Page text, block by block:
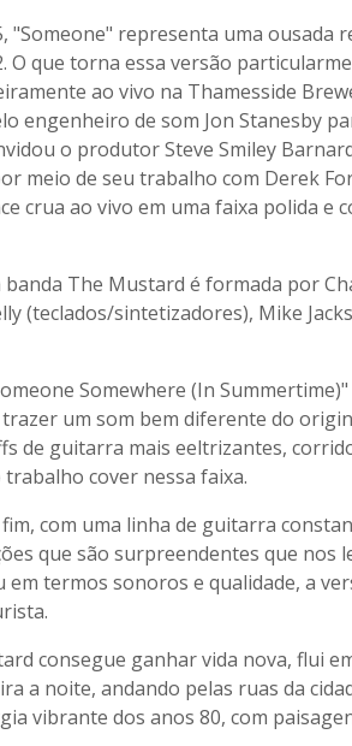
"Someone" representa uma ousada
O que torna essa versão
ao vivo na Thamesside
engenheiro de som Jon Stanesby
o produtor Steve Smiley
meio de seu trabalho com Derek
crua ao vivo em uma faixa polida e
The Mustard é formada por
(teclados/sintetizadores), Mike
Somewhere (In
um som bem diferente do
de guitarra mais eeltrizantes,
cover nessa faixa.
com uma linha de guitarra
que são surpreendentes que nos
termos sonoros e qualidade, a
consegue ganhar vida nova, flui
a noite, andando pelas ruas da
vibrante dos anos 80, com